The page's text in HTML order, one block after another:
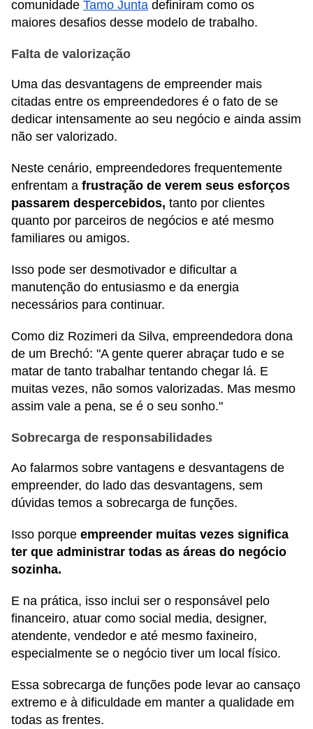
comunidade Tamo Junta definiram como os
maiores desafios desse modelo de trabalho.
Falta de valorização
Uma das desvantagens de empreender mais
citadas entre os empreendedores é o fato de se
dedicar intensamente ao seu negócio e ainda assim
não ser valorizado.
Neste cenário, empreendedores frequentemente
enfrentam a frustração de verem seus esforços
passarem despercebidos, tanto por clientes
quanto por parceiros de negócios e até mesmo
familiares ou amigos.
Isso pode ser desmotivador e dificultar a
manutenção do entusiasmo e da energia
necessários para continuar.
Como diz Rozimeri da Silva, empreendedora dona
de um Brechó: "A gente querer abraçar tudo e se
matar de tanto trabalhar tentando chegar lá. E
muitas vezes, não somos valorizadas. Mas mesmo
assim vale a pena, se é o seu sonho."
Sobrecarga de responsabilidades
Ao falarmos sobre vantagens e desvantagens de
empreender, do lado das desvantagens, sem
dúvidas temos a sobrecarga de funções.
Isso porque empreender muitas vezes significa
ter que administrar todas as áreas do negócio
sozinha.
E na prática, isso inclui ser o responsável pelo
financeiro, atuar como social media, designer,
atendente, vendedor e até mesmo faxineiro,
especialmente se o negócio tiver um local físico.
Essa sobrecarga de funções pode levar ao cansaço
extremo e à dificuldade em manter a qualidade em
todas as frentes.